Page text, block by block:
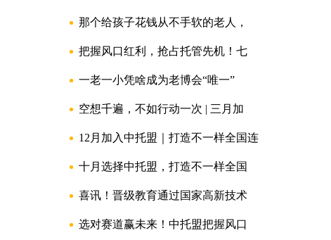
那个给孩子花钱从不手软的老人，
把握风口红利，抢占托管先机！七
一老一小凭啥成为老博会“唯一”
空想千遍，不如行动一次 | 三月加
12月加入中托盟｜打造不一样全国连
十月选择中托盟，打造不一样全国
喜讯！晋级教育通过国家高新技术
选对赛道赢未来！中托盟把握风口